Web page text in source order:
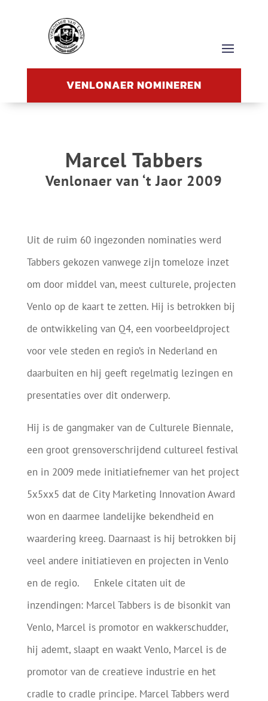
VENLONAER NOMINEREN
Marcel Tabbers
Venlonaer van ‘t Jaor 2009
Uit de ruim 60 ingezonden nominaties werd
Tabbers gekozen vanwege zijn tomeloze inzet
om door middel van, meest culturele, projecten
Venlo op de kaart te zetten. Hij is betrokken bij
de ontwikkeling van Q4, een voorbeeldproject
voor vele steden en regio’s in Nederland en
daarbuiten en hij geeft regelmatig lezingen en
presentaties over dit onderwerp.
Hij is de gangmaker van de Culturele Biennale,
een groot grensoverschrijdend cultureel festival
en in 2009 mede initiatiefnemer van het project
5x5xx5 dat de City Marketing Innovation Award
won en daarmee landelijke bekendheid en
waardering kreeg. Daarnaast is hij betrokken bij
veel andere initiatieven en projecten in Venlo
en de regio. Enkele citaten uit de
inzendingen: Marcel Tabbers is de bisonkit van
Venlo, Marcel is promotor en wakkerschudder,
hij ademt, slaapt en waakt Venlo, Marcel is de
promotor van de creatieve industrie en het
cradle to cradle principe. Marcel Tabbers werd